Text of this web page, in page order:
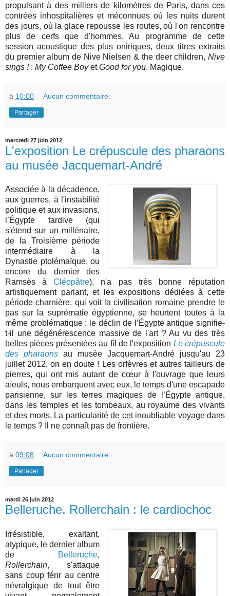
propulsant à des milliers de kilomètres de Paris, dans ces
contrées inhospitalières et méconnues où les nuits durent
des jours, où la glace repousse les routes, où l'on rencontre
plus de cerfs que d'hommes. Au programme de cette
session acoustique des plus oniriques, deux titres extraits
du premier album de Nive Nielsen & the deer children, Nive
sings !: My Coffee BoyetGood for you. Magique.
à 10:00 Aucun commentaire:
Partager
mercredi 27 juin 2012
L'exposition Le crépuscule des pharaons
au musée Jacquemart-André
Associée à la décadence,
aux guerres, à l'instabilité
politique et aux invasions,
l’Égypte tardive (qui
s'étend sur un millénaire,
de la Troisième période
intermédiaire à la
Dynastie ptolémaïque, ou
encore du dernier des
Ramsès àCléopâtre), n'a pas très bonne réputation
artistiquement parlant, et les expositions dédiées à cette
période charnière, qui voit la civilisation romaine prendre le
pas sur la suprématie égyptienne, se heurtent toutes à la
même problématique : le déclin de l’Égypte antique signifie-
t-il une dégénérescence massive de l'art ? Au vu des très
belles pièces présentées au fil de l'exposition Le crépuscule
des pharaons au musée Jacquemart-André jusqu'au 23
juillet 2012, on en doute ! Les orfèvres et autres tailleurs de
pierres, qui ont mis autant de cœur à l'ouvrage que leurs
aïeuls, nous embarquent avec eux, le temps d'une escapade
parisienne, sur les terres magiques de l’Égypte antique,
dans les temples et les tombeaux, au royaume des vivants
et des morts. La particularité de cet inoubliable voyage dans
le temps ? Il ne connaît pas de frontière.
à 09:08 Aucun commentaire:
Partager
mardi 26 juin 2012
Belleruche, Rollerchain : le cardiochoc
Irrésistible, exaltant,
atypique, le dernier album
de Belleruche,
Rollerchain, s'attaque
sans coup férir au centre
névralgique de tout être